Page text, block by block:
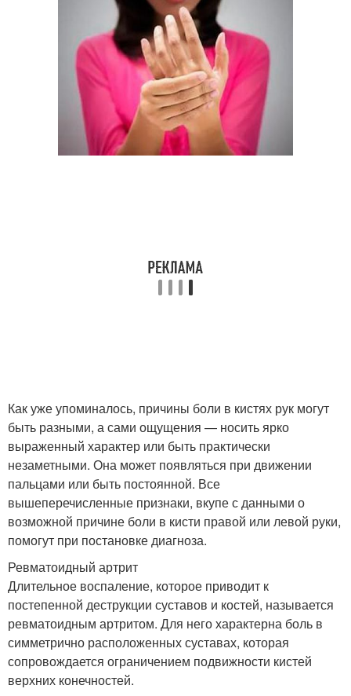
Как уже упоминалось, причины боли в кистях рук могут
быть разными, а сами ощущения — носить ярко
выраженный характер или быть практически
незаметными. Она может появляться при движении
пальцами или быть постоянной. Все
вышеперечисленные признаки, вкупе с данными о
возможной причине боли в кисти правой или левой руки,
помогут при постановке диагноза.
Ревматоидный артрит
Длительное воспаление, которое приводит к
постепенной деструкции суставов и костей, называется
ревматоидным артритом. Для него характерна боль в
симметрично расположенных суставах, которая
сопровождается ограничением подвижности кистей
верхних конечностей.